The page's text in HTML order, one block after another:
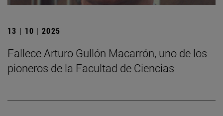
13 | 10 | 2025
Fallece Arturo Gullón Macarrón, uno de los
pioneros de la Facultad de Ciencias